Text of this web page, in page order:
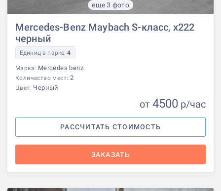
еще 3 фото
Mercedes-Benz Maybach S-класс, x222
черный
Единиц в парке:4
Марка: Mercedes benz
Количество мест: 2
Цвет: Черный
от 4500 р/час
РАССЧИТАТЬ СТОИМОСТЬ
ЗАКАЗАТЬ